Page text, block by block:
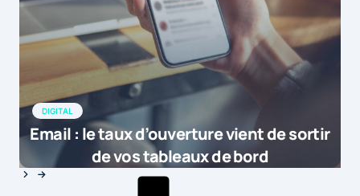
DIGITAL
Email : le taux d’ouverture vient de sortir
de vos tableaux de bord